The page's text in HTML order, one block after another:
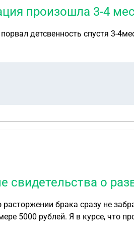
произошла 3-4
детсвенность спустя 3-
о
брака сразу не
5000 рублей. Я в курсе, что